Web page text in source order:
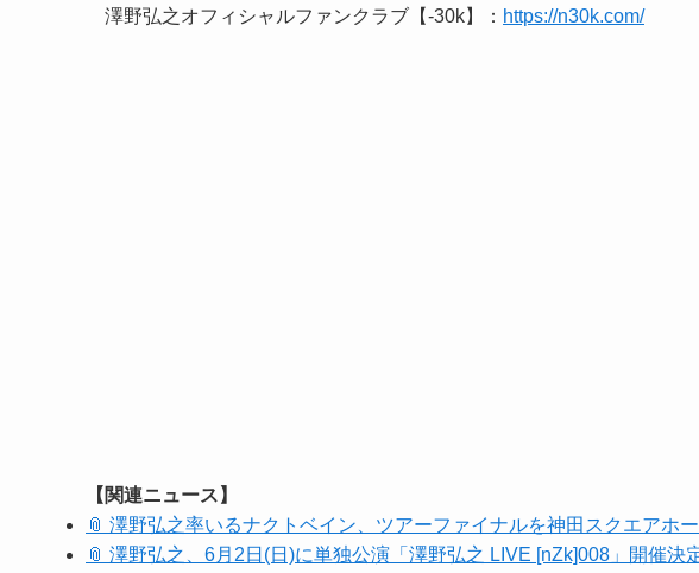
澤野弘之オフィシャルファンクラブ【-30k】： https://n30k.com/
【関連ニュース】
📎 澤野弘之率いるナクトベイン、ツアーファイナルを神田スクエアホー
📎 澤野弘之、6月2日(日)に単独公演「澤野弘之 LIVE [nZk]008」開催決